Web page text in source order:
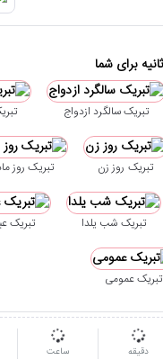
ساعت دقیقه
برای شما
تبریک سالگرد ازدواج
تبریک روز زن تبریک روز
تبریک شب یلدا تبریک
تبریک عمومی